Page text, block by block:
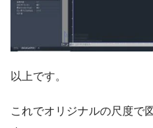
以上です。
これでオリジナルの尺度で